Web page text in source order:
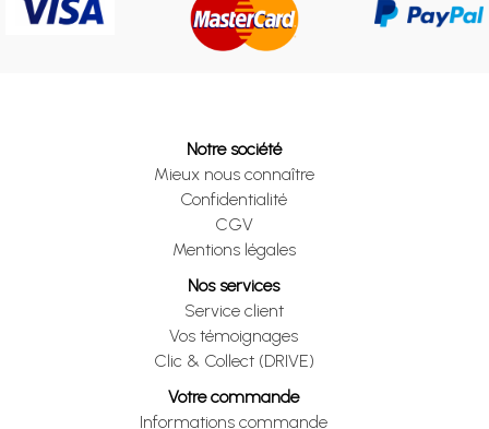
Notre société
Mieux nous connaître
Confidentialité
CGV
Mentions légales
Nos services
Service client
Vos témoignages
Clic & Collect (DRIVE)
Votre commande
Informations commande